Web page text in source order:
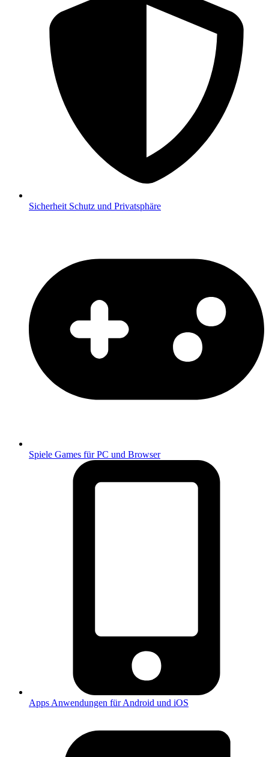
Sicherheit Schutz und Privatsphäre
Spiele Games für PC und Browser
Apps Anwendungen für Android und iOS